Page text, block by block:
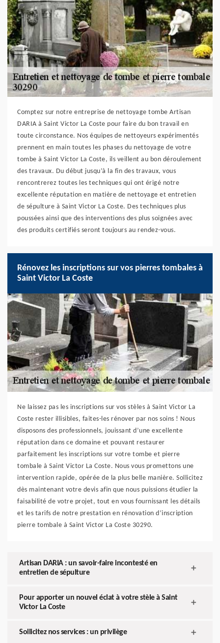
Comptez sur notre entreprise de nettoyage tombe Artisan
DARIA à Saint Victor La Coste pour faire du bon travail en
toute circonstance. Nos équipes de nettoyeurs expérimentés
prennent en main toutes les phases du nettoyage de votre
tombe à Saint Victor La Coste, ils veillent au bon déroulement
des travaux. Du début jusqu’à la fin des travaux, vous
rencontrerez toutes les techniques qui ont érigé notre
excellente réputation en matière de nettoyage et entretien
de sépulture à Saint Victor La Coste. Des techniques plus
poussées ainsi que des interventions des plus soignées avec
des produits certifiés seront toujours au rendez-vous.
Rénovez les inscriptions sur vos pierres tombales à
Saint Victor La Coste
Ne laissez pas les inscriptions sur vos stèles à Saint Victor La
Coste rester illisibles, faites-les rénover par nos soins ! Nous
disposons des professionnels, jouissant d’une excellente
réputation dans ce domaine et pouvant restaurer
parfaitement les inscriptions sur votre tombe et pierre
tombale à Saint Victor La Coste. Nous vous promettons une
intervention rapide, opérée de la plus belle manière. Sollicitez
dès maintenant votre devis afin que nous puissions étudier la
faisabilité de votre projet, tout en vous fournissant les détails
et les tarifs de notre prestation en rénovation d’inscription
pierre tombale à Saint Victor La Coste 30290.
Artisan DARIA : un savoir-faire incontesté en
entretien de sépulture
Pour apporter un nouvel éclat à votre stèle à Saint
Victor La Coste
Sollicitez nos services : un privilège